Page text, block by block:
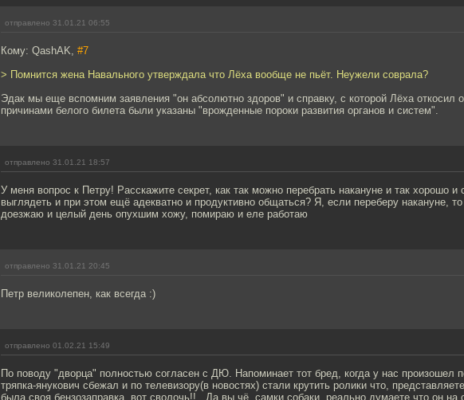
отправлено 31.01.21 06:55
Кому: QashAK, #7
> Помнится жена Навального утверждала что Лёха вообще не пьёт. Неужели соврала?
Эдак мы еще вспомним заявления "он абсолютно здоров" и справку, с которой Лёха откосил
причинами белого билета были указаны "врожденные пороки развития органов и систем".
отправлено 31.01.21 18:57
У меня вопрос к Петру! Расскажите секрет, как так можно перебрать накануне и так хорошо и
выглядеть и при этом ещё адекватно и продуктивно общаться? Я, если переберу накануне,
доезжаю и целый день опухшим хожу, помираю и еле работаю
отправлено 31.01.21 20:45
Петр великолепен, как всегда :)
отправлено 01.02.21 15:49
По поводу "дворца" полностью согласен с ДЮ. Напоминает тот бред, когда у нас произошел
тряпка-янукович сбежал и по телевизору(в новостях) стали крутить ролики что,
была своя бензозаправка, вот сволочь!!.. Да вы чё, самки собаки, реально думаете что он